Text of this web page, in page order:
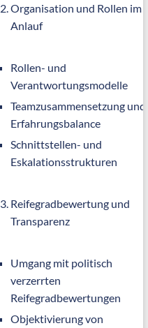
Organisation und Rollen im
Anlauf
Rollen- und
Verantwortungsmodelle
Teamzusammensetzung und
Erfahrungsbalance
Schnittstellen- und
Eskalationsstrukturen
Reifegradbewertung und
Transparenz
Umgang mit politisch
verzerrten
Reifegradbewertungen
Objektivierung von